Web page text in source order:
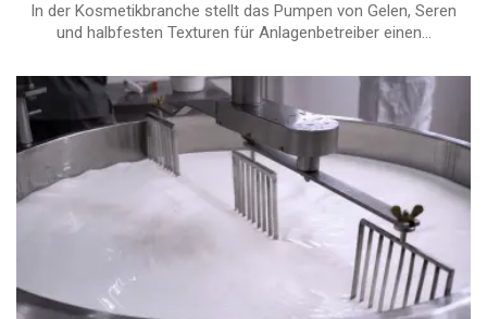
In der Kosmetikbranche stellt das Pumpen von Gelen, Seren
und halbfesten Texturen für Anlagenbetreiber einen...